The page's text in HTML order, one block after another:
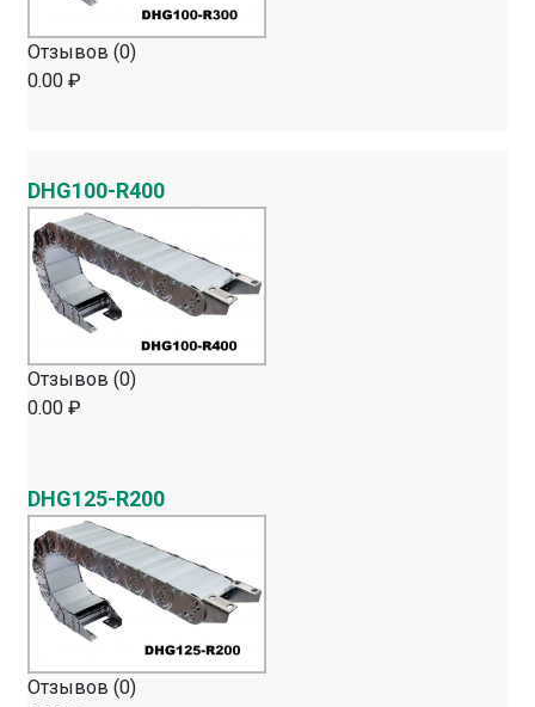
Отзывов (0)
0.00 ₽
DHG100-R400
Отзывов (0)
0.00 ₽
DHG125-R200
Отзывов (0)